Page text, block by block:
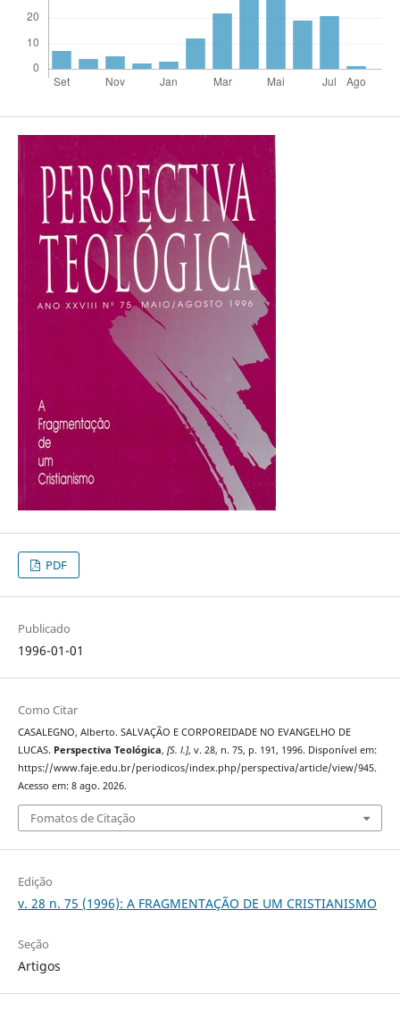
PDF
Publicado
1996-01-01
Como Citar
CASALEGNO, Alberto. SALVAÇÃO E CORPOREIDADE NO EVANGELHO DE
LUCAS. Perspectiva Teológica, [S. l.], v. 28, n. 75, p. 191, 1996. Disponível em:
https://www.faje.edu.br/periodicos/index.php/perspectiva/article/view/945.
Acesso em: 8 ago. 2026.
Fomatos de Citação
Edição
v. 28 n. 75 (1996): A FRAGMENTAÇÃO DE UM CRISTIANISMO
Seção
Artigos